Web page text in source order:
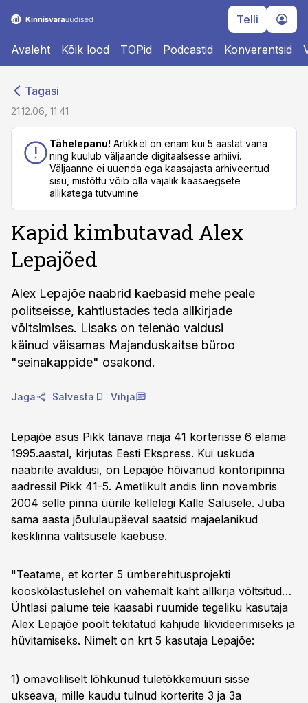
Telli
Avaleht Kõik lood TOPid Podcastid Konverentsid
Tagasi
21.12.06, 11:41
Tähelepanu! Artikkel on enam kui 5 aastat vana
ning kuulub väljaande digitaalsesse arhiivi.
Väljaanne ei uuenda ega kaasajasta arhiveeritud
sisu, mistõttu võib olla vajalik kaasaegsete
allikatega tutvumine
Kapid kimbutavad Alex
Lepajõed
Alex Lepajõe naabrid kaebasid mehe peale
politseisse, kahtlustades teda allkirjade
võltsimises. Lisaks on telenäo valdusi
käinud väisamas Majanduskaitse büroo
"seinakappide" osakond.
Jaga Salvesta Vihja
Lepajõe asus Pikk tänava maja 41 korterisse 6 elama
1995.aastal, kirjutas Eesti Ekspress. Kui uskuda
naabrite avaldusi, on Lepajõe hõivanud kontoripinna
aadressil Pikk 41-5. Ametlikult andis linn novembris
2004 selle pinna üürile kellelegi Kalle Salusele. Juba
sama aasta jõululaupäeval saatsid majaelanikud
kesklinna valitsusele kaebuse.
"Teatame, et korter 5 ümberehitusprojekti
kooskõlastuslehel on vähemalt kaht allkirja võltsitud…
Ühtlasi palume teie kaasabi ruumide tegeliku kasutaja
Alex Lepajõe poolt tekitatud kahjude likvideerimiseks ja
hüvitamiseks. Nimelt on krt 5 kasutaja Lepajõe:
1) omavoliliselt lõhkunud tuletõkkemüüri sisse
ukseava, mille kaudu tulnud korterite 3 ja 3a